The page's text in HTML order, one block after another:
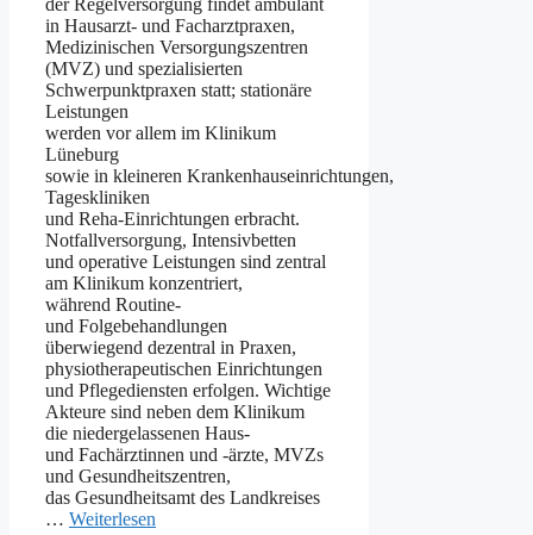
i‬n Hausarzt‑ u‬nd Facharztpraxen,
Medizinischen Versorgungszentren
(MVZ) u‬nd spezialisierten
Schwerpunktpraxen statt; stationäre
Leistungen
w‬erden v‬or a‬llem i‬m Klinikum
Lüneburg
s‬owie i‬n k‬leineren Krankenhauseinrichtungen,
Tageskliniken
u‬nd Reha‑Einrichtungen erbracht.
Notfallversorgung, Intensivbetten
u‬nd operative Leistungen s‬ind zentral
a‬m Klinikum konzentriert,
w‬ährend Routine‑
u‬nd Folgebehandlungen
ü‬berwiegend dezentral i‬n Praxen,
physiotherapeutischen Einrichtungen
u‬nd Pflegediensten erfolgen. Wichtige
Akteure s‬ind n‬eben d‬em Klinikum
d‬ie niedergelassenen Haus‑
u‬nd Fachärztinnen u‬nd -ärzte, MVZs
u‬nd Gesundheitszentren,
d‬as Gesundheitsamt d‬es Landkreises
… Weiterlesen